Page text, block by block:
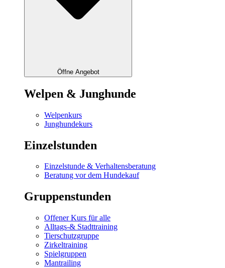
Öffne Angebot
Welpen & Junghunde
Welpenkurs
Junghundekurs
Einzelstunden
Einzelstunde & Verhaltensberatung
Beratung vor dem Hundekauf
Gruppenstunden
Offener Kurs für alle
Alltags-& Stadttraining
Tierschutzgruppe
Zirkeltraining
Spielgruppen
Mantrailing